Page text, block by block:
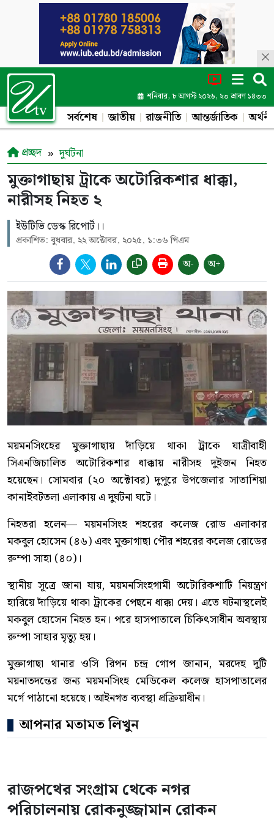
শনিবার, ৮ আগস্ট ২০২৬, ২৩ শ্রাবণ ১৪৩৩
সর্বশেষ জাতীয় রাজনীতি আন্তর্জাতিক
প্রচ্ছদ দুর্ঘটনা
মুক্তাগাছায় ট্রাকে অটোরিকশার ধাক্কা,
নারীসহ নিহত ২
ইউটিভি ডেস্ক রিপোর্ট।।
প্রকাশিত: বুধবার, ২২ অক্টোবর, ২০২৫, ১:৩৬ পিএম
অ- অ+
ময়মনসিংহের মুক্তাগাছায় দাঁড়িয়ে থাকা ট্রাকে যাত্রীবাহী
সিএনজিচালিত অটোরিকশার ধাক্কায় নারীসহ দুইজন নিহত
হয়েছেন। সোমবার (২০ অক্টোবর) দুপুরে উপজেলার সাতাশিয়া
কানাইবটতলা এলাকায় এ দুর্ঘটনা ঘটে।
নিহতরা হলেন— ময়মনসিংহ শহরের কলেজ রোড এলাকার
মকবুল হোসেন (৪৬) এবং মুক্তাগাছা পৌর শহরের কলেজ রোডের
রুম্পা সাহা (৪০)।
স্থানীয় সূত্রে জানা যায়, ময়মনসিংহগামী অটোরিকশাটি নিয়ন্ত্রণ
হারিয়ে দাঁড়িয়ে থাকা ট্রাকের পেছনে ধাক্কা দেয়। এতে ঘটনাস্থলেই
মকবুল হোসেন নিহত হন। পরে হাসপাতালে চিকিৎসাধীন অবস্থায়
রুম্পা সাহার মৃত্যু হয়।
মুক্তাগাছা থানার ওসি রিপন চন্দ্র গোপ জানান, মরদেহ দুটি
ময়নাতদন্তের জন্য ময়মনসিংহ মেডিকেল কলেজ হাসপাতালের
মর্গে পাঠানো হয়েছে। আইনগত ব্যবস্থা প্রক্রিয়াধীন।
আপনার মতামত লিখুন
রাজপথের সংগ্রাম থেকে নগর
পরিচালনায় রোকনুজ্জামান রোকন